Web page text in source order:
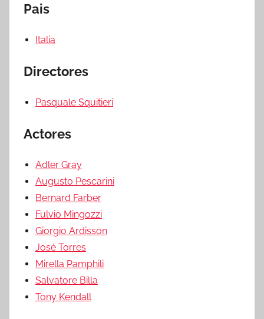
Pais
Italia
Directores
Pasquale Squitieri
Actores
Adler Gray
Augusto Pescarini
Bernard Farber
Fulvio Mingozzi
Giorgio Ardisson
José Torres
Mirella Pamphili
Salvatore Billa
Tony Kendall